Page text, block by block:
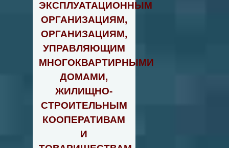
ЭКСПЛУАТАЦИОННЫМ
ОРГАНИЗАЦИЯМ,
ОРГАНИЗАЦИЯМ,
УПРАВЛЯЮЩИМ
МНОГОКВАРТИРНЫМИ
ДОМАМИ,
ЖИЛИЩНО-
СТРОИТЕЛЬНЫМ
КООПЕРАТИВАМ
И